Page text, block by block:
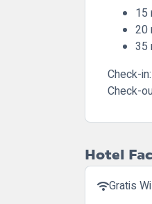
15
20
35
Check-in:
Check-
Hotel
wifiGratis